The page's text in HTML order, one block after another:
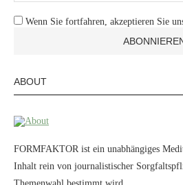
Wenn Sie fortfahren, akzeptieren Sie
ABOUT
FORMFAKTOR ist ein unabhängiges
Inhalt rein von journalistischer